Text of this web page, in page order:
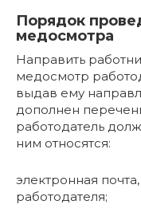
Порядок
медосмотра
Направить
медосмотр
выдав ему
дополнен
работодатель
ним относятся:
электронная
работодателя;